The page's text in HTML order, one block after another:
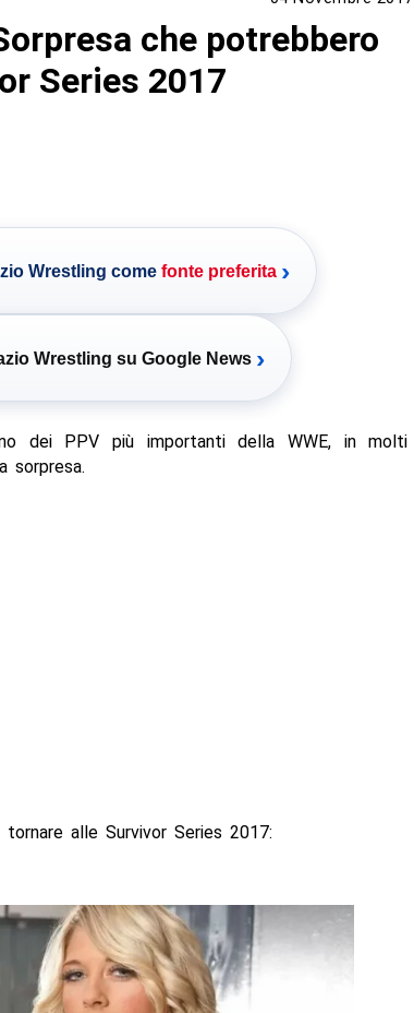
che potrebbero
Series 2017
Wrestling come fonte preferita ›
Wrestling su Google News ›
dei PPV più importanti della WWE, in molti
sorpresa.
alle Survivor Series 2017: